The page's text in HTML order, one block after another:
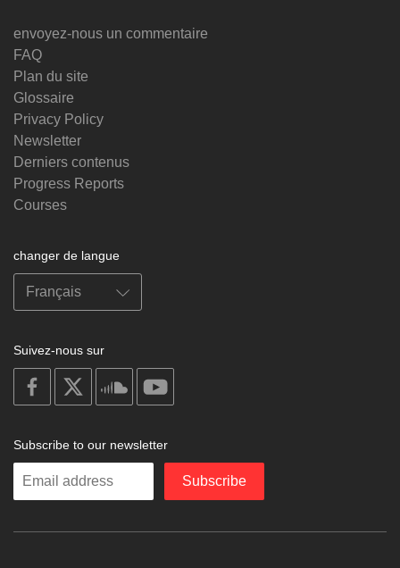
envoyez-nous un commentaire
FAQ
Plan du site
Glossaire
Privacy Policy
Newsletter
Derniers contenus
Progress Reports
Courses
changer de langue
Suivez-nous sur
on
facebook
soundcloud
Subscribe to our newsletter
Enter
Subscribe